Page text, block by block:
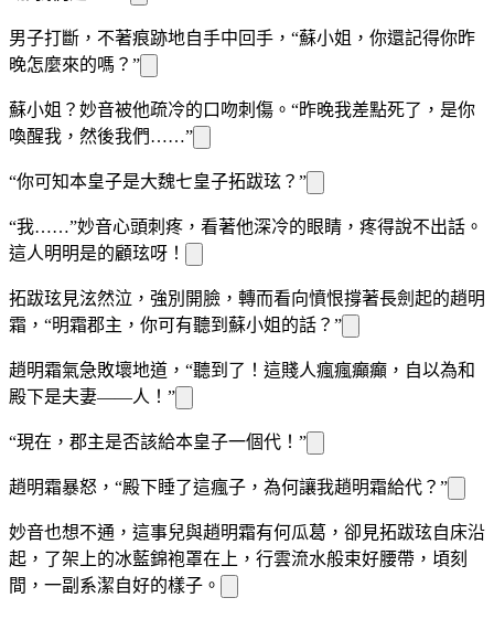
男子打斷 ，不著痕跡地自手中回手，“蘇小姐，你還記得你昨
晚怎麼來的嗎？”
蘇小姐？妙音被他疏冷的口吻刺傷。“昨晚我差點死了，是你
喚醒我，然後我們……”
“你可知本皇子是大魏七皇子拓跋玹？”
“我……”妙音心頭刺疼，看著他深冷的眼睛，疼得說不出話。
這人明明是的顧玹呀！
拓跋玹見泫然泣，強別開臉，轉而看向憤恨撐著長劍起的趙明
霜，“明霜郡主，你可有聽到蘇小姐的話？”
趙明霜氣急敗壞地道，“聽到了！這賤人瘋瘋癲癲，自以為和
殿下是夫妻——人！”
“現在，郡主是否該給本皇子一個代！”
趙明霜暴怒，“殿下睡了這瘋子，為何讓我趙明霜給代？”
妙音也想不通，這事兒與趙明霜有何瓜葛，卻見拓跋玹自床沿
起 ， 了架上的冰藍錦袍罩在 上，行雲流水般束好腰帶，頃刻
間，一副 系潔自好的樣子。